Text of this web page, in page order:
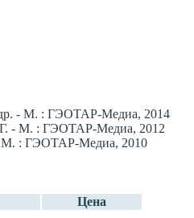
- М. : ГЭОТАР-Медиа, 2014
- М. : ГЭОТАР-Медиа, 2012
М. : ГЭОТАР-Медиа, 2010
Цена